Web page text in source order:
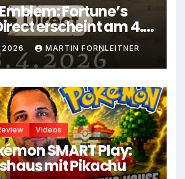
Fortune’s
erscheint am 4.
2026 MARTIN FORNLEITNER
Videos
SMART Play:
mit Pikachu